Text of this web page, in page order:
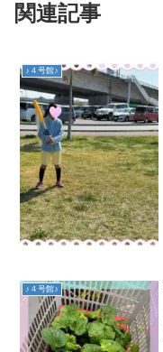
関連記事
♪４号館♪
♪４号館♪